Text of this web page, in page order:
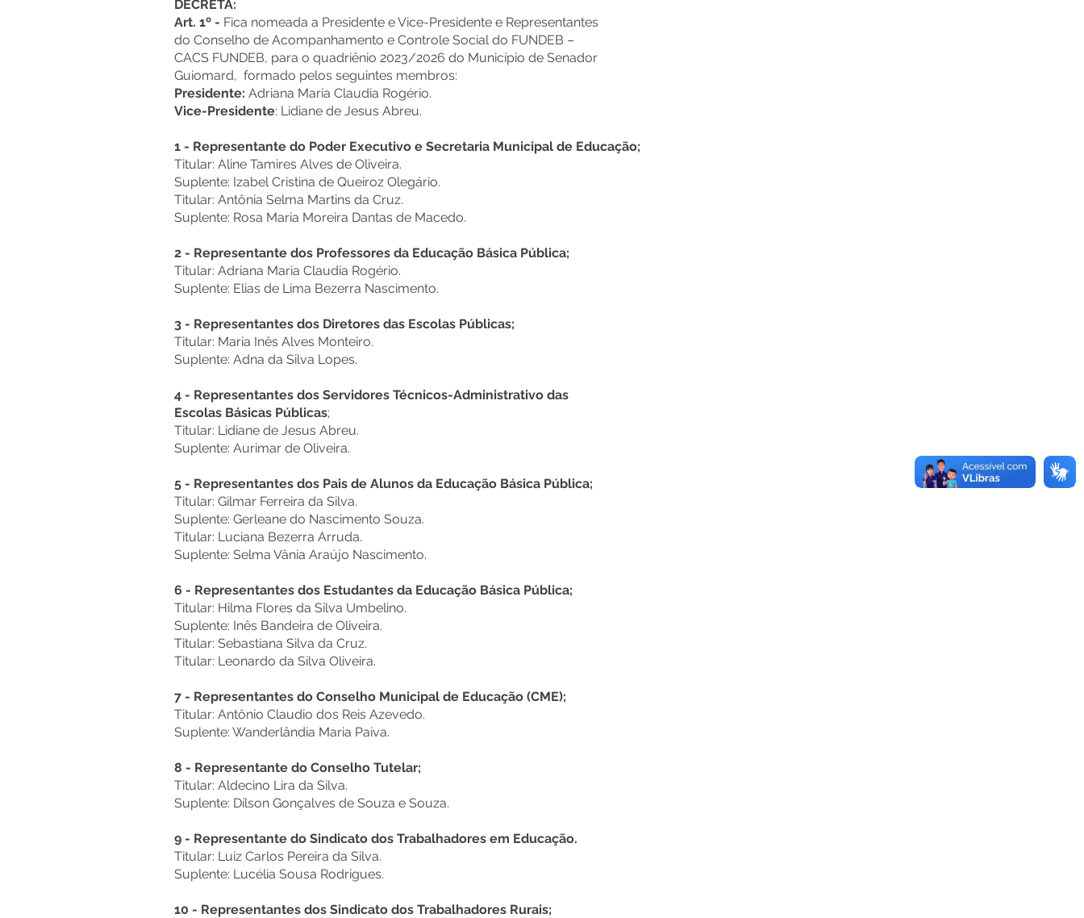
DECRETA:
Art. 1º - Fica nomeada a Presidente e Vice-Presidente e Representantes
do Conselho de Acompanhamento e Controle Social do FUNDEB –
CACS FUNDEB, para o quadriênio 2023/2026 do Município de Senador
Guiomard, formado pelos seguintes membros:
Presidente: Adriana Maria Claudia Rogério.
Vice-Presidente: Lidiane de Jesus Abreu.
1 - Representante do Poder Executivo e Secretaria Municipal de Educação;
Titular: Aline Tamires Alves de Oliveira.
Suplente: Izabel Cristina de Queiroz Olegário.
Titular: Antônia Selma Martins da Cruz.
Suplente: Rosa Maria Moreira Dantas de Macedo.
2 - Representante dos Professores da Educação Básica Pública;
Titular: Adriana Maria Claudia Rogério.
Suplente: Elias de Lima Bezerra Nascimento.
3 - Representantes dos Diretores das Escolas Públicas;
Titular: Maria Inês Alves Monteiro.
Suplente: Adna da Silva Lopes.
4 - Representantes dos Servidores Técnicos-Administrativo das
Escolas Básicas Públicas;
Titular: Lidiane de Jesus Abreu.
Suplente: Aurimar de Oliveira.
5 - Representantes dos Pais de Alunos da Educação Básica Pública;
Titular: Gilmar Ferreira da Silva.
Suplente: Gerleane do Nascimento Souza.
Titular: Luciana Bezerra Arruda.
Suplente: Selma Vânia Araújo Nascimento.
6 - Representantes dos Estudantes da Educação Básica Pública;
Titular: Hilma Flores da Silva Umbelino.
Suplente: Inês Bandeira de Oliveira.
Titular: Sebastiana Silva da Cruz.
Titular: Leonardo da Silva Oliveira.
7 - Representantes do Conselho Municipal de Educação (CME);
Titular: Antônio Claudio dos Reis Azevedo.
Suplente: Wanderlândia Maria Paiva.
8 - Representante do Conselho Tutelar;
Titular: Aldecino Lira da Silva.
Suplente: Dílson Gonçalves de Souza e Souza.
9 - Representante do Sindicato dos Trabalhadores em Educação.
Titular: Luiz Carlos Pereira da Silva.
Suplente: Lucélia Sousa Rodrigues.
10 - Representantes dos Sindicato dos Trabalhadores Rurais;